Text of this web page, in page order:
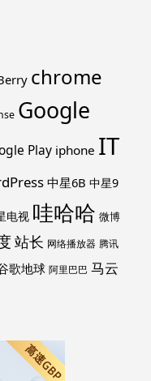
chrome
Google
Play iphone IT
中星6B 中星9
电视 哇哈哈 微博
站长 网络播放器 腾讯
歌地球 阿里巴巴 马云